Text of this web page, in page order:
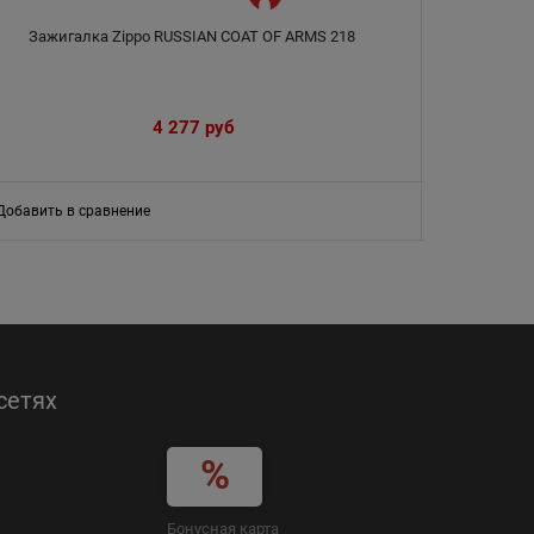
Зажигалка Zippo RUSSIAN COAT OF ARMS 218
4 277 руб
в сравнение
Бонусная карта